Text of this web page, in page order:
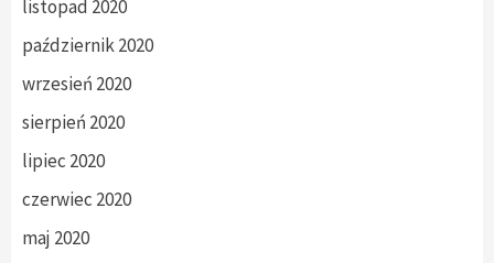
listopad 2020
październik 2020
wrzesień 2020
sierpień 2020
lipiec 2020
czerwiec 2020
maj 2020